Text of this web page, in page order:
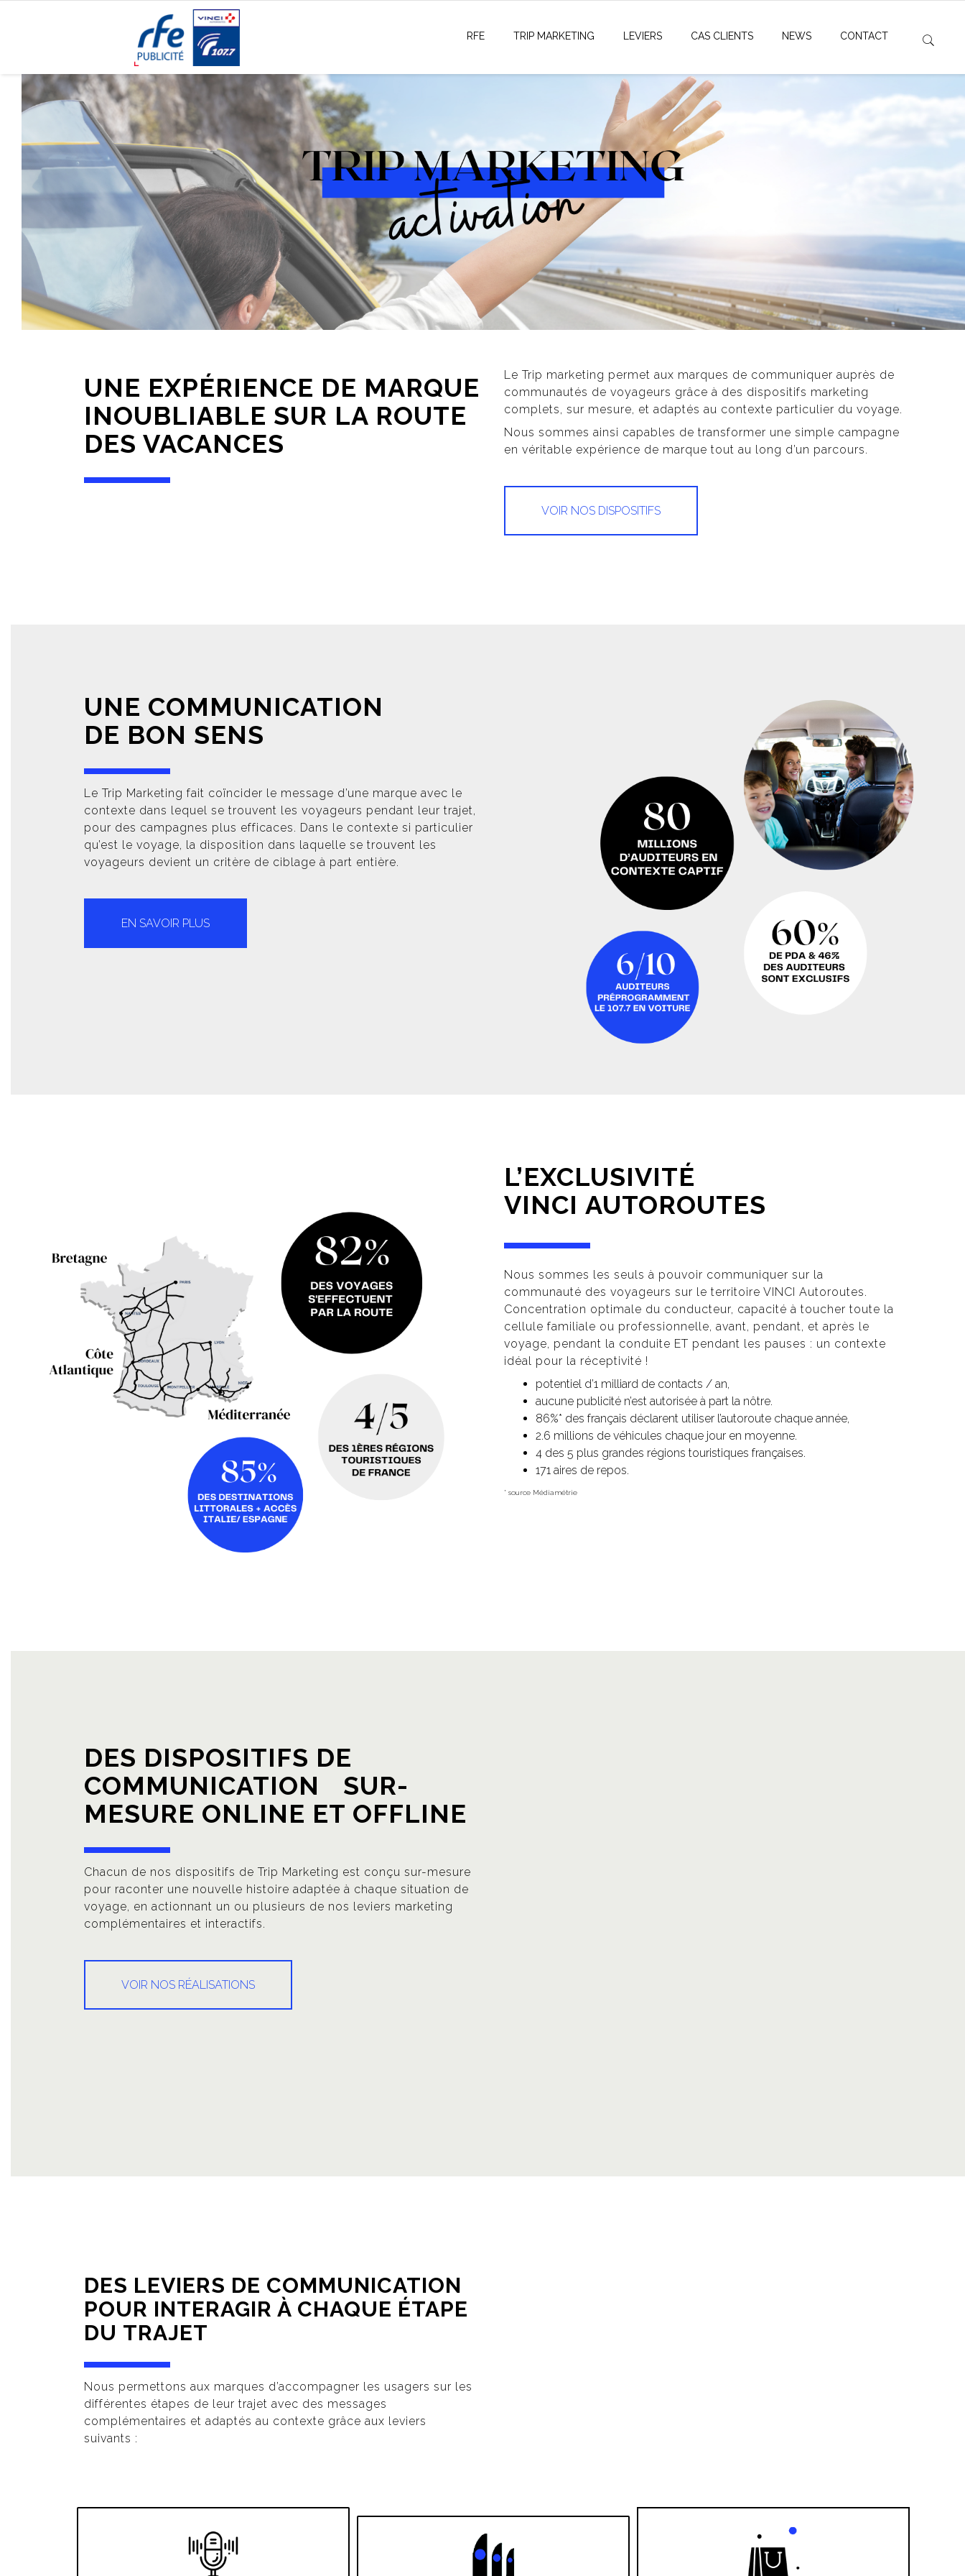
RFE TRIP MARKETING LEVIERS CAS CLIENTS NEWS CONTACT
UNE EXPÉRIENCE DE MARQUE
INOUBLIABLE SUR LA ROUTE
DES VACANCES
Le Trip marketing permet aux marques de communiquer auprès de
communautés de voyageurs grâce à des dispositifs marketing
complets, sur mesure, et adaptés au contexte particulier du voyage.
Nous sommes ainsi capables de transformer une simple campagne
en véritable expérience de marque tout au long d’un parcours.
VOIR NOS DISPOSITIFS
UNE COMMUNICATION
DE BON SENS
Le Trip Marketing fait coïncider le message d’une marque avec le
contexte dans lequel se trouvent les voyageurs pendant leur trajet,
pour des campagnes plus efficaces. Dans le contexte si particulier
qu’est le voyage, la disposition dans laquelle se trouvent les
voyageurs devient un critère de ciblage à part entière.
EN SAVOIR PLUS
L’EXCLUSIVITÉ
VINCI AUTOROUTES
Nous sommes les seuls à pouvoir communiquer sur la
communauté des voyageurs sur le territoire VINCI Autoroutes.
Concentration optimale du conducteur, capacité à toucher toute la
cellule familiale ou professionnelle, avant, pendant, et après le
voyage, pendant la conduite ET pendant les pauses : un contexte
idéal pour la réceptivité !
potentiel d’1 milliard de contacts / an,
aucune publicité n’est autorisée à part la nôtre.
86%* des français déclarent utiliser l’autoroute chaque année,
2.6 millions de véhicules chaque jour en moyenne.
4 des 5 plus grandes régions touristiques françaises.
171 aires de repos.
* source Médiamétrie
DES DISPOSITIFS DE
COMMUNICATION SUR-
MESURE ONLINE ET OFFLINE
Chacun de nos dispositifs de Trip Marketing est conçu sur-mesure
pour raconter une nouvelle histoire adaptée à chaque situation de
voyage, en actionnant un ou plusieurs de nos leviers marketing
complémentaires et interactifs.
VOIR NOS RÉALISATIONS
DES LEVIERS DE COMMUNICATION
POUR INTERAGIR À CHAQUE ÉTAPE
DU TRAJET
Nous permettons aux marques d’accompagner les usagers sur les
différentes étapes de leur trajet avec des messages
complémentaires et adaptés au contexte grâce aux leviers
suivants :